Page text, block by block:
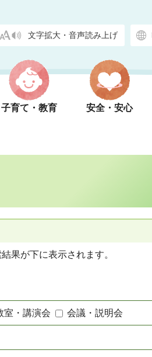
文字拡大・音声読み上げ
子育て・教育 安全・安心
果が下に表示されます。
室・講演会 会議・説明会